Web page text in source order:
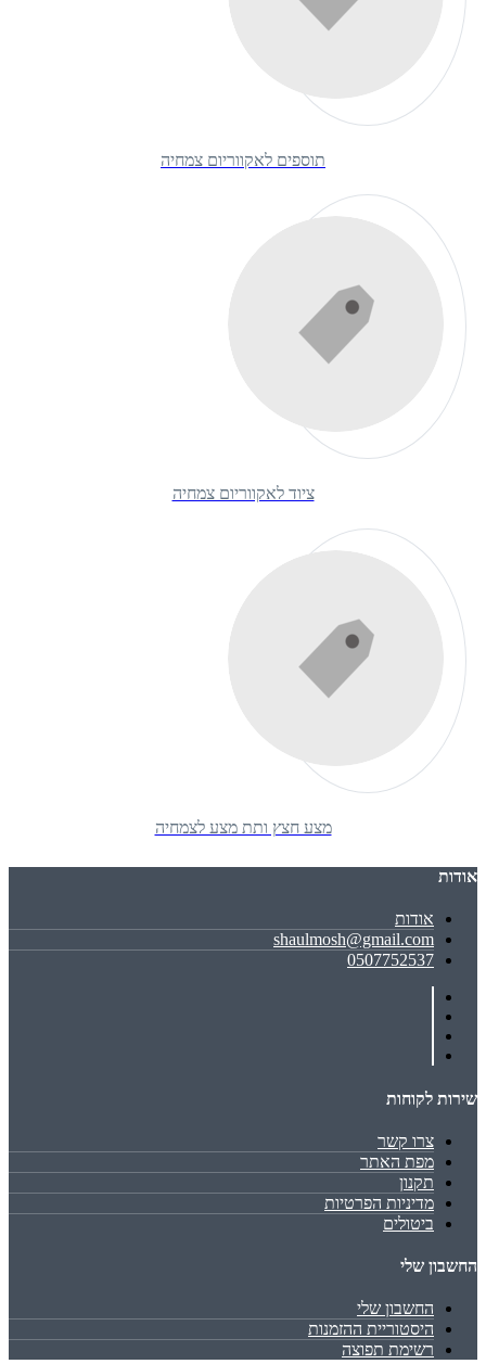
תוספים לאקווריום צמחיה
ציוד לאקווריום צמחיה
מצע חצץ ותת מצע לצמחיה
אודות
אודות
shaulmosh@gmail.com
0507752537
שירות לקוחות
צרו קשר
מפת האתר
תקנון
מדיניות הפרטיות
ביטולים
החשבון שלי
החשבון שלי
היסטוריית ההזמנות
רשימת תפוצה